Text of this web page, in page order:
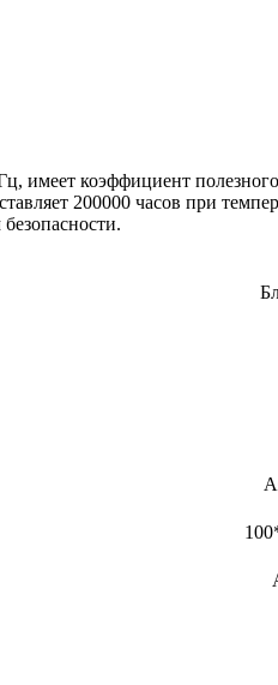
имеет коэффициент
200000 часов при